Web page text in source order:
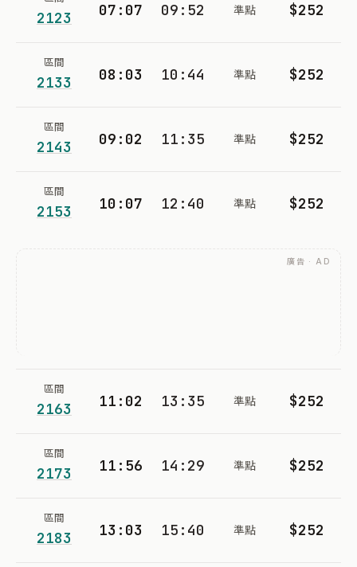
2123 07:07 09:52 準點 $252
區間
2133 08:03 10:44 準點 $252
區間
2143 09:02 11:35 準點 $252
區間
2153 10:07 12:40 準點 $252
廣告 · AD
區間
2163 11:02 13:35 準點 $252
區間
2173 11:56 14:29 準點 $252
區間
2183 13:03 15:40 準點 $252